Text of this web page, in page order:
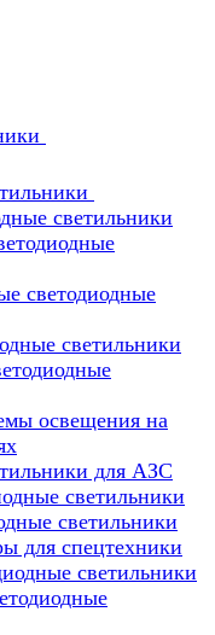
светильники
светодиодные
светильники
освещения на
для АЗС
светильники
светильники
для спецтехники
светильники